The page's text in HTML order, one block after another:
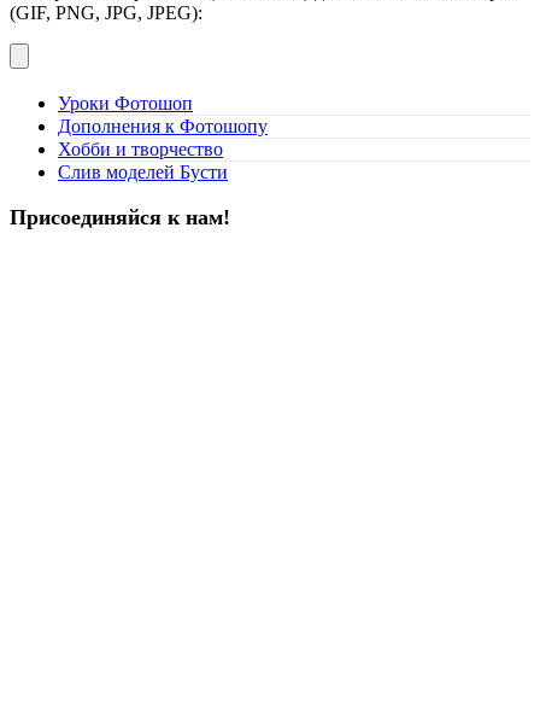
(GIF, PNG, JPG, JPEG):
Уроки Фотошоп
Дополнения к Фотошопу
Хобби и творчество
Слив моделей Бусти
Присоединяйся к нам!